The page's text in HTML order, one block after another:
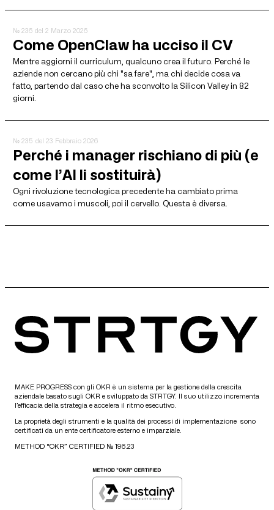
№ 236 del 2 Marzo 2026
Come OpenClaw ha ucciso il CV
Mentre aggiorni il curriculum, qualcuno crea il futuro. Perché le
aziende non cercano più chi "sa fare", ma chi decide cosa va
fatto, partendo dal caso che ha sconvolto la Silicon Valley in 82
giorni.
№ 235 del 23 Febbraio 2026
Perché i manager rischiano di più (e
come l’AI li sostituirà)
Ogni rivoluzione tecnologica precedente ha cambiato prima
come usavamo i muscoli, poi il cervello. Questa è diversa.
MAKE PROGRESS con gli OKR è un sistema per la gestione della crescita
aziendale basato sugli OKR e sviluppato da STRTGY. Il suo utilizzo incrementa
l’efficacia della strategia e accelera il ritmo esecutivo.
La proprietà degli strumenti e la qualità dei processi di implementazione sono
certificati da un ente certificatore esterno e imparziale.
METHOD “OKR” CERTIFIED № 196.23